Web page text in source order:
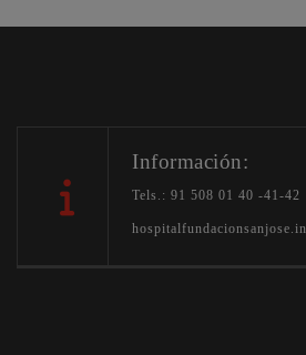
Información:
Tels.: 91 508 01 40 -41-42